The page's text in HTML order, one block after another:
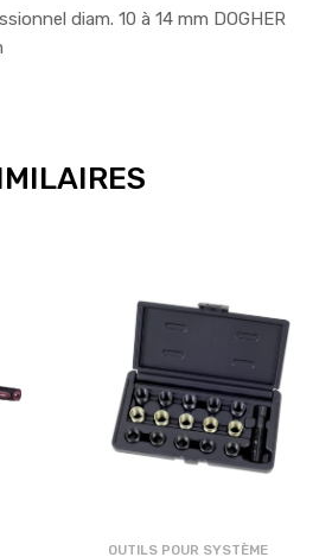
diam. 10 à 14 mm DOGHER
OUTILS POUR SYSTÈME